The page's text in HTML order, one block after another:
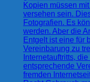
Kopien müssen
versehen sein.
Fotografien. Es
werden. Aber die
Entgelt ist eine für
Vereinbarung zu
Internetauftritts,
entsprechende
fremden